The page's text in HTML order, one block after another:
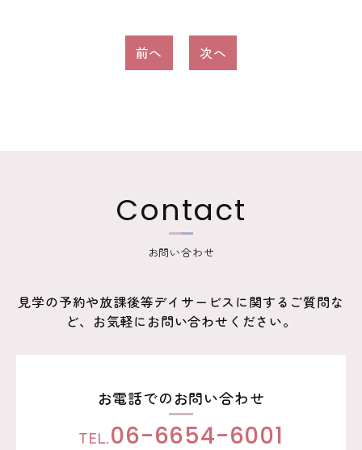
前へ 次へ
Contact
お問い合わせ
見学の予約や放課後等デイサービスに関するご質問な
ど、お気軽にお問い合わせください。
お電話でのお問い合わせ
TEL.06-6654-6001